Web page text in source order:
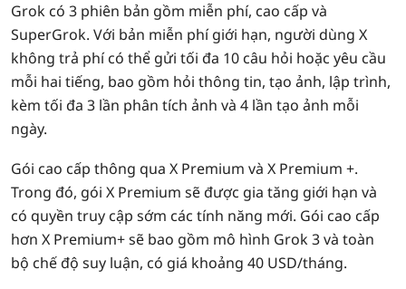
Grok có 3 phiên bản gồm miễn phí, cao cấp và
SuperGrok. Với bản miễn phí giới hạn, người dùng X
không trả phí có thể gửi tối đa 10 câu hỏi hoặc yêu cầu
mỗi hai tiếng, bao gồm hỏi thông tin, tạo ảnh, lập trình,
kèm tối đa 3 lần phân tích ảnh và 4 lần tạo ảnh mỗi
ngày.
Gói cao cấp thông qua X Premium và X Premium +.
Trong đó, gói X Premium sẽ được gia tăng giới hạn và
có quyền truy cập sớm các tính năng mới. Gói cao cấp
hơn X Premium+ sẽ bao gồm mô hình Grok 3 và toàn
bộ chế độ suy luận, có giá khoảng 40 USD/tháng.